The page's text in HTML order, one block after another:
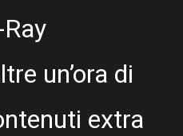
un’ora di
extra